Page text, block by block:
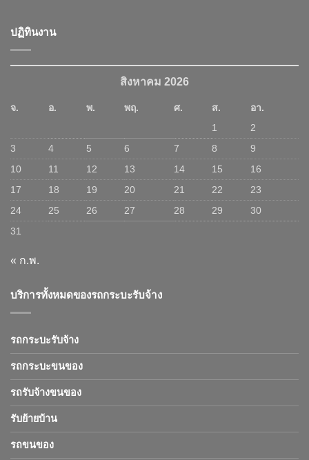
ปฏิทินงาน
สิงหาคม 2026
จ. อ. พ. พฤ. ศ. ส.
อา.
1
2
3
4 5 6 7 8
9
10
11 12 13 14 15
16
17
18 19 20 21 22
23
24
25 26 27 28 29
30
31
« ก.พ.
บริการทั้งหมดของรถกระบะรับจ้าง
รถกระบะรับจ้าง
รถกระบะขนของ
รถรับจ้างขนของ
รับย้ายบ้าน
รถขนของ